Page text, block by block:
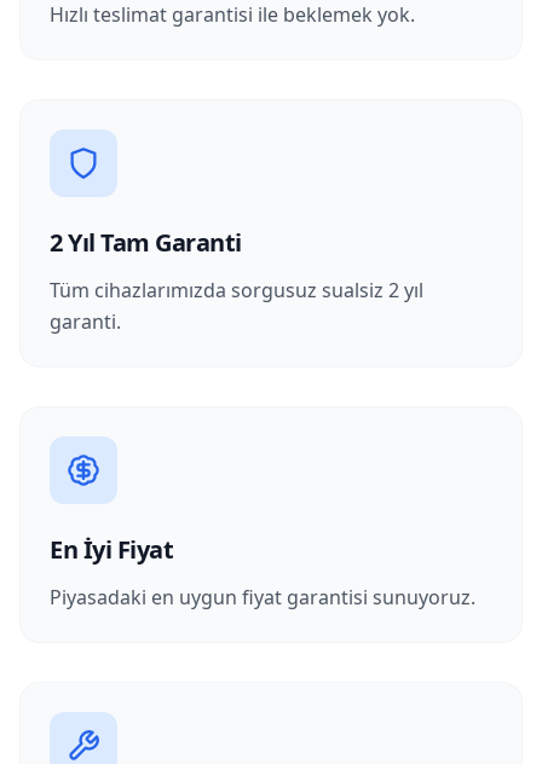
Hızlı teslimat garantisi ile beklemek yok.
2 Yıl Tam Garanti
Tüm cihazlarımızda sorgusuz sualsiz 2 yıl
garanti.
En İyi Fiyat
Piyasadaki en uygun fiyat garantisi sunuyoruz.